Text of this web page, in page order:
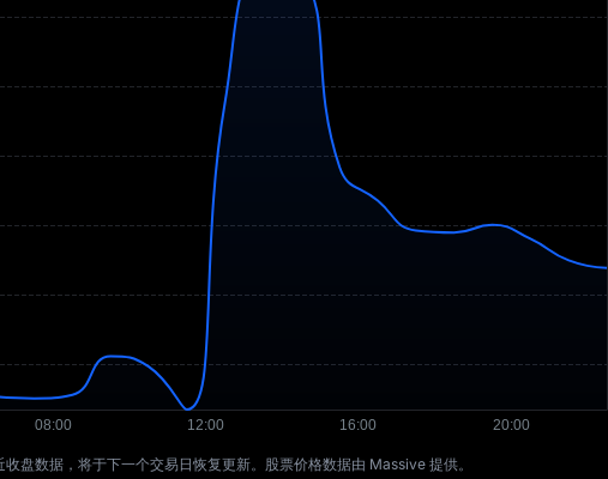
盘数据，将于下一个交易日恢复更新。股票价格数据由 Massive 提供。